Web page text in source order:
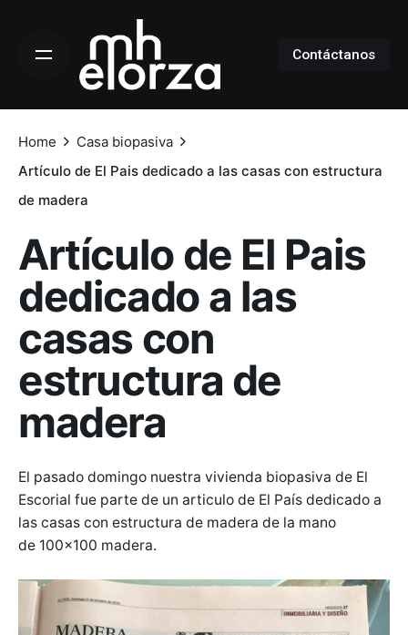
content
Contáctanos
Home
Casa biopasiva
Artículo de El Pais dedicado a las casas con estructura
de madera
Artículo de El Pais
dedicado a las
casas con
estructura de
madera
El pasado domingo nuestra vivienda biopasiva de El
Escorial fue parte de un articulo de El País dedicado a
las casas con estructura de madera de la mano
de 100×100 madera.